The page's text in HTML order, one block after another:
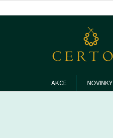
na
AKCE NOVINKY